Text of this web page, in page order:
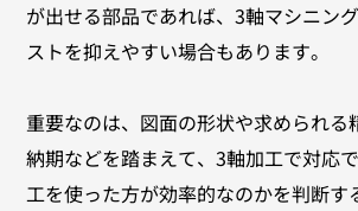
が出せる部品であれば、3軸マシニン
ストを抑えやすい場合もあります。
重要なのは、図面の形状や求められる
納期などを踏まえて、3軸加工で対応
工を使った方が効率的なのかを判断す